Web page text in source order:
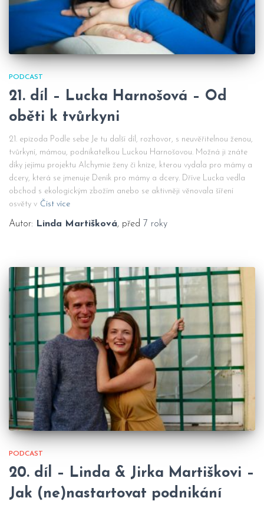
PODCAST
21. díl – Lucka Harnošová – Od
oběti k tvůrkyni
21. epizoda Podle sebe Je tu další díl, rozhovor, s neuvěřitelnou ženou,
tvůrkyní, mámou, podnikatelkou Luckou Harnošovou. Možná ji znáte
díky jejímu projektu Alchymie ženy či knize, kterou vydala pro mámy a
dcery, která se jmenuje Deník pro mámy a dcery. Dříve Lucka vedla
obchod s ekologickým zbožím anebo se aktivněji věnovala šíření
osvěty v Číst více
Autor: Linda Martišková, před 7 roky
PODCAST
20. díl – Linda & Jirka Martiškovi –
Jak (ne)nastartovat podnikání